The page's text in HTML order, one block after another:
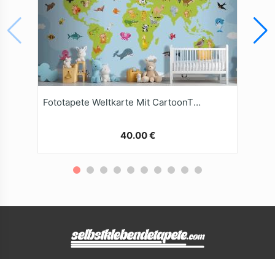
Fototapete Weltkarte Mit CartoonTieren
40.00 €